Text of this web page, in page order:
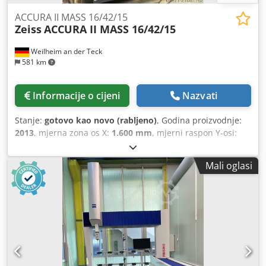
Rcj Dja Dostupno u kratkom roku.
Weilheim an der Teck
581 km
ACCURA II MASS 16/42/15
ZeissACCURA II MASS 16/42/15
Informacije o cijeni Nazvati
Stanje: gotovo kao novo (rabljeno), Godina proizvodnje:
2013, mjerna zona os X: 1.600 mm, mjerni raspon Y-osi:
, mjerna zona Z-os:1.500 mm
(maks.):5.000 kg, Oprema:Dostupna tipska pločica, CARL
ZEISS CNC koordinatni mjerni uređaj ACCURA II MASS
16/42/15 Godina proizvodnje: 2013. Godina generalne
popravke: 2025. Chsdpeydnzcsfx Aa Dea Raspon mjerenja:
X = 1600 mm, Y = 4200 mm, Z = 1500 mm Upravljački
sustav: C99 SR VII Upravljačka ploča: BP26_SE Senzor: VAST
XT GOLD i RDS-CAA s VAST XXT Magazin za izmjenu
mjernih glava: Multi Sensor Rack MSR Automatska
temperaturna kompenzacija Točnost: VAST XT GOLD / RDS-
Mali oglasi